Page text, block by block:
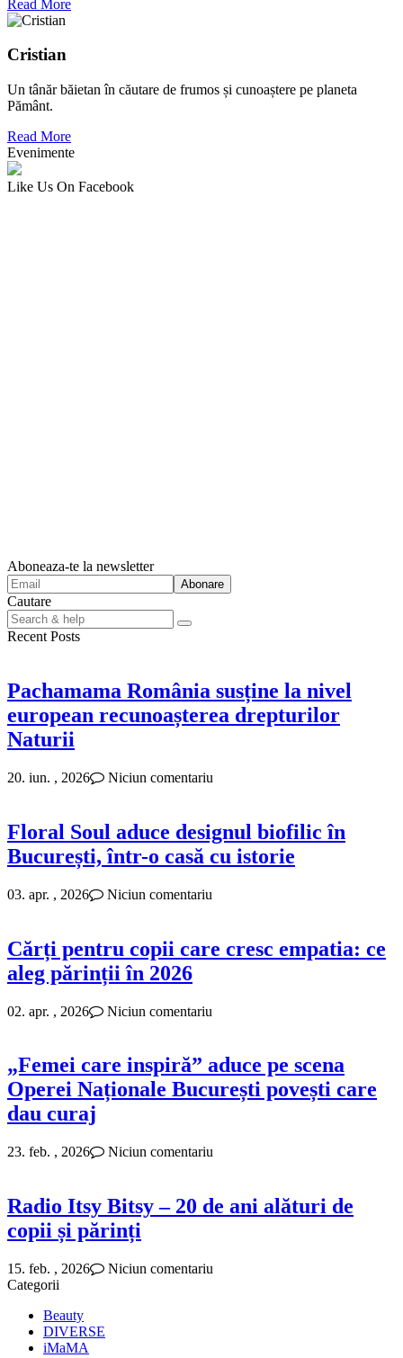
Read More
Cristian
Un tânăr băietan în căutare de frumos și cunoaștere pe planeta
Pământ.
Read More
Evenimente
Like Us On Facebook
Aboneaza-te la newsletter
Cautare
Search
for:
Recent Posts
Pachamama România susține la nivel
european recunoașterea drepturilor
Naturii
20. iun. , 2026 Niciun comentariu
Floral Soul aduce designul biofilic în
București, într-o casă cu istorie
03. apr. , 2026 Niciun comentariu
Cărți pentru copii care cresc empatia: ce
aleg părinții în 2026
02. apr. , 2026 Niciun comentariu
„Femei care inspiră” aduce pe scena
Operei Naționale București povești care
dau curaj
23. feb. , 2026 Niciun comentariu
Radio Itsy Bitsy – 20 de ani alături de
copii și părinți
15. feb. , 2026
Niciun comentariu
Categorii
Beauty
DIVERSE
iMaMA